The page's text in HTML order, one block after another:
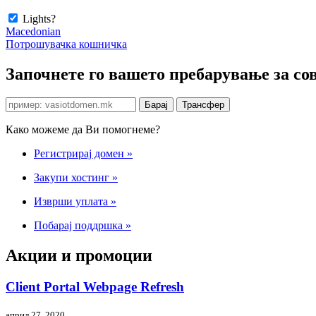
Lights?
Macedonian
Потрошувачка кошничка
Започнете го вашето пребарување за
Како можеме да Ви помогнеме?
Регистрирај домен »
Закупи хостинг »
Изврши уплата »
Побарај поддршка »
Акции и промоции
Client Portal Webpage Refresh